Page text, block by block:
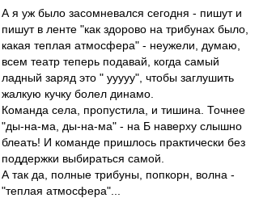
А я уж было засомневался сегодня - пишут и
пишут в ленте "как здорово на трибунах было,
какая теплая атмосфера" - неужели, думаю,
всем театр теперь подавай, когда самый
ладный заряд это " ууууу", чтобы заглушить
жалкую кучку болел динамо.
Команда села, пропустила, и тишина. Точнее
"ды-на-ма, ды-на-ма" - на Б наверху слышно
блеать! И команде пришлось практически без
поддержки выбираться самой.
А так да, полные трибуны, попкорн, волна -
"теплая атмосфера"...